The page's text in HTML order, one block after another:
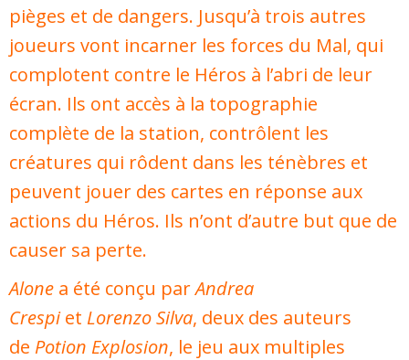
pièges et de dangers. Jusqu’à trois autres
joueurs vont incarner les forces du Mal, qui
complotent contre le Héros à l’abri de leur
écran. Ils ont accès à la topographie
complète de la station, contrôlent les
créatures qui rôdent dans les ténèbres et
peuvent jouer des cartes en réponse aux
actions du Héros. Ils n’ont d’autre but que de
causer sa perte.
Alone a été conçu parAndrea
Crespiet Lorenzo Silva, deux des auteurs
de Potion Explosion, le jeu aux multiples